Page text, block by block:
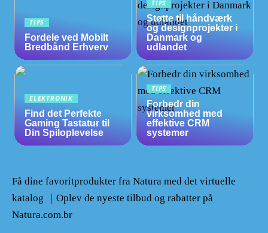
TIPS
Fordele ved Mobilt
Bredbånd Erhverv
TIPS
Støtte til håndværk
og designprojekter i
Danmark og
udlandet
ELEKTRONIK
Find det Perfekte
Gaming Tastatur til
Din Spiloplevelse
TIPS
Forbedr din
virksomhed med
effektive CRM
systemer
Få dine favoritprodukter fra Natura med det virtuelle
katalog ｜Oplev de nyeste tilbud og rabatter på
Natura.com.br